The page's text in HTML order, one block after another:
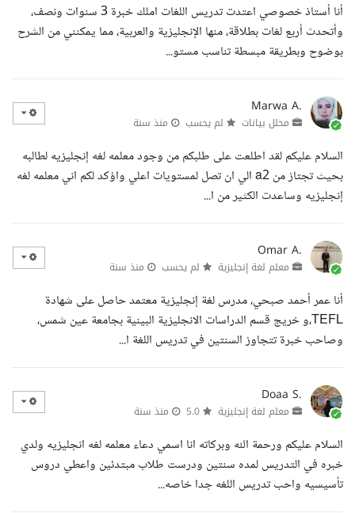
أنا أستاذ خصوصي اعتدت تدريس اللغات املك خبرة 3 سنوات ونصف،
وأتحدث أربع لغات بطلاقة، منها الإنجليزية والعربية، مما يمكنني من الشرح
بوضوح وبطريقة مبسطة تناسب مستو...
Marwa A.
محلل بيانات لم يحسب منذ سنة
السلام عليكم لقد اطلعت على طلبكم من وجود معلمه لغه إنجليزيه لطالبه
بحيث تجتاز من a2 الي ان تصل لمستويات اعلي واؤكد لكم اني معلمه لغه
إنجليزيه وساعدت الكثير من ا...
Omar A.
معلم لغة إنجليزية لم يحسب منذ سنة
أنا عمر أحمد صبحي، مدرس لغة إنجليزية معتمد حاصل على شهادة
TEFL،و خريج قسم الدراسات الانجليزية البينية بجامعة عين شمس،
وصاحب خبرة تتجاوز السنتين في تدريس اللغة ا...
Doaa S.
معلم لغة إنجليزية منذ سنة
السلام عليكم ورحمة الله وبركاته انا اسمي دعاء معلمه لغه انجليزيه ولدي
خبره في التدريس لمده سنتين ودرست طلاب مبتدئين واعطي دروس
تأسيسيه واحب تدريس اللغه جدا خاصه...